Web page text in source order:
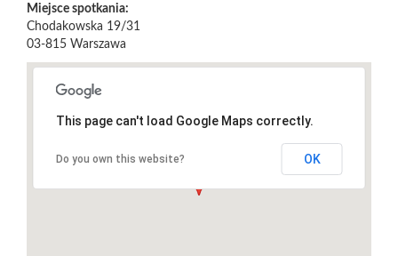
Miejsce spotkania:
Chodakowska 19/31
03-815 Warszawa
This page can't load Google Maps correctly.
Do you own this website? OK